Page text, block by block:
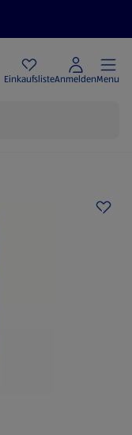
EinkaufslisteAnmeldenMenu